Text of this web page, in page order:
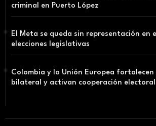
criminal en Puerto López
El Meta se queda sin representación en
elecciones legislativas
Colombia y la Unión Europea fortalecen
bilateral y activan cooperación